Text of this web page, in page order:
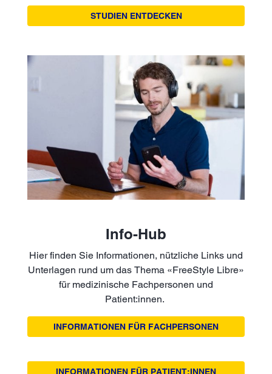
STUDIEN ENTDECKEN
Info-Hub
Hier finden Sie Informationen, nützliche Links und
Unterlagen rund um das Thema «FreeStyle Libre»
für medizinische Fachpersonen und
Patient:innen.
INFORMATIONEN FÜR FACHPERSONEN
INFORMATIONEN FÜR PATIENT:INNEN